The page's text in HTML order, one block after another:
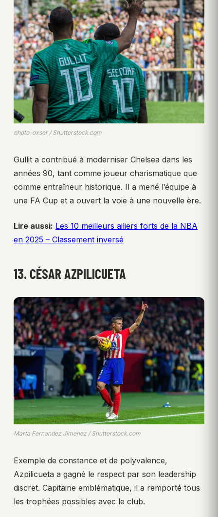
photo-oxser / Shutterstock.com
Gullit a contribué à moderniser Chelsea dans les
années 90, tant comme joueur charismatique que
comme entraîneur historique. Il a mené l’équipe à
une FA Cup et a ouvert la voie à une nouvelle ère.
Lire aussi: Les 10 meilleurs ailiers forts de la NBA
en 2025 – Classement inversé
13. CÉSAR AZPILICUETA
Marta Fernandez Jimenez / Shutterstock.com
Exemple de constance et de polyvalence,
Azpilicueta a gagné le respect par son leadership
discret. Capitaine emblématique, il a remporté tous
les trophées possibles avec le club.